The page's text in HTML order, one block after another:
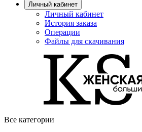
Личный кабинет
Личный кабинет
История заказа
Операции
Файлы для скачивания
Все категории